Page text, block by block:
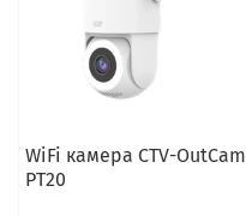
WiFi камера CTV-OutCam
PT20